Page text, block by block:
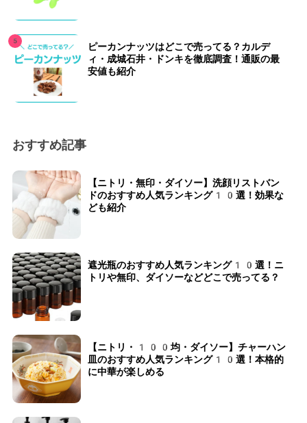
ピーカンナッツはどこで売ってる？カルデ
ィ・成城石井・ドンキを徹底調査！通販の最
安値も紹介
おすすめ記事
【ニトリ・無印・ダイソー】洗顔リストバン
ドのおすすめ人気ランキング10選！効果な
ども紹介
遮光瓶のおすすめ人気ランキング10選！ニ
トリや無印、ダイソーなどどこで売ってる？
【ニトリ・100均・ダイソー】チャーハン
皿のおすすめ人気ランキング10選！本格的
に中華が楽しめる